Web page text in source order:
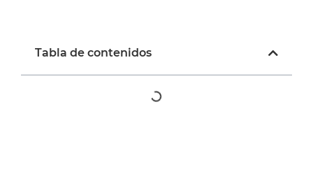
Tabla de contenidos